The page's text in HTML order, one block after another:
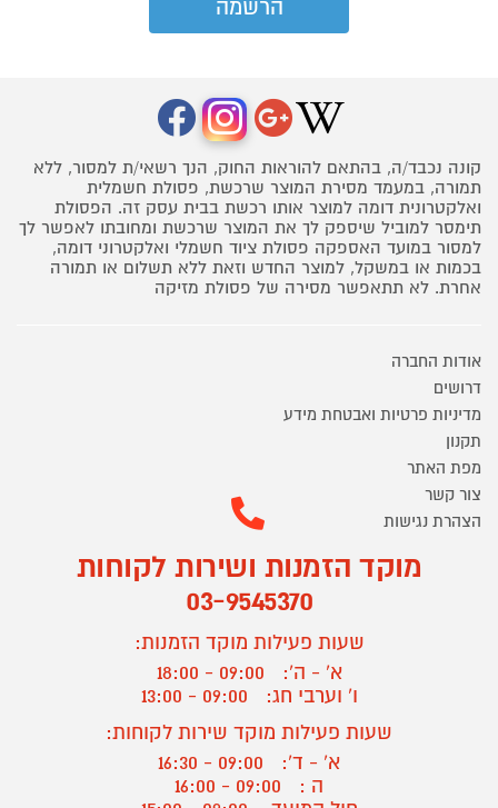
קונה נכבד/ה, בהתאם להוראות החוק, הנך רשאי/ת למסור, ללא
תמורה, במעמד מסירת המוצר שרכשת, פסולת חשמלית
ואלקטרונית דומה למוצר אותו רכשת בבית עסק זה. הפסולת
תימסר למוביל שיספק לך את המוצר שרכשת ומחובתו לאפשר לך
למסור במועד האספקה פסולת ציוד חשמלי ואלקטרוני דומה,
בכמות או במשקל, למוצר החדש וזאת ללא תשלום או תמורה
אחרת. לא תתאפשר מסירה של פסולת מזיקה
אודות החברה
דרושים
מדיניות פרטיות ואבטחת מידע
תקנון
מפת האתר
צור קשר
הצהרת נגישות
מוקד הזמנות ושירות לקוחות
03-9545370
שעות פעילות מוקד הזמנות:
א' - ה':
09:00 - 18:00
ו' וערבי חג:
09:00 - 13:00
שעות פעילות מוקד שירות לקוחות:
א' - ד':
09:00 - 16:30
ה :
09:00 - 16:00